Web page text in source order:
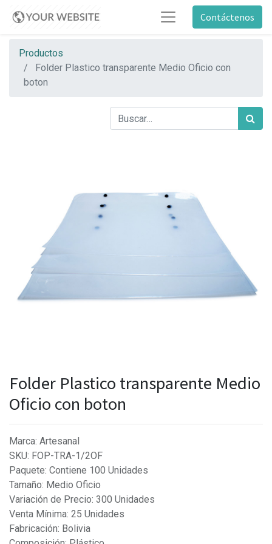
Contáctenos
Productos
Folder Plastico transparente Medio Oficio con
boton
Folder Plastico transparente Medio
Oficio con boton
Marca: Artesanal
SKU: FOP-TRA-1/2OF
Paquete: Contiene 100 Unidades
Tamaño: Medio Oficio
Variación de Precio: 300 Unidades
Venta Mínima: 25 Unidades
Fabricación: Bolivia